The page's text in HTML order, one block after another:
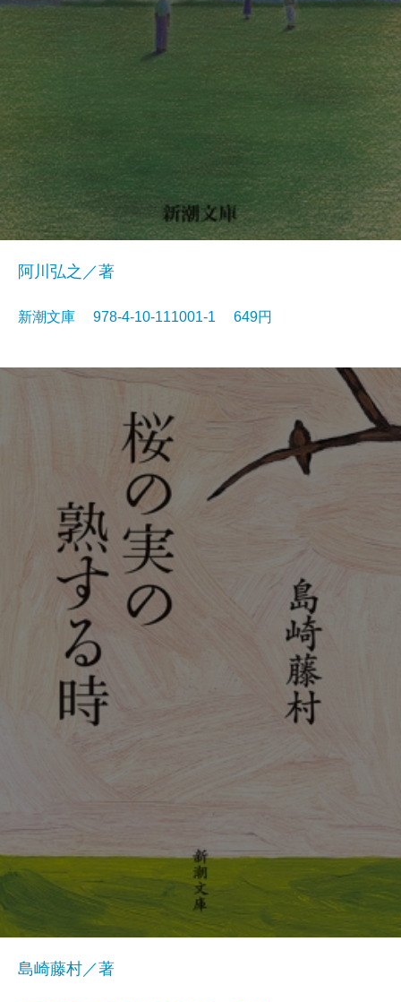
阿川弘之／著
新潮文庫 978-4-10-111001-1 649円
島崎藤村／著